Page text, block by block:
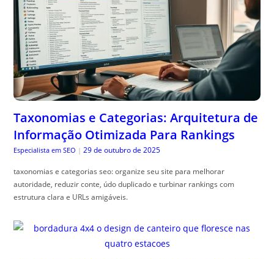
Taxonomias e Categorias: Arquitetura de
Informação Otimizada Para Rankings
Especialista em SEO | 29 de outubro de 2025
taxonomias e categorias seo: organize seu site para melhorar
autoridade, reduzir conte, údo duplicado e turbinar rankings com
estrutura clara e URLs amigáveis.